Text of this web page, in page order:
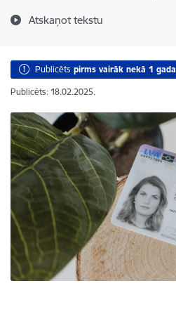
Atskaņot tekstu
Publicēts pirms vairāk nekā 1 gada
Publicēts: 18.02.2025.